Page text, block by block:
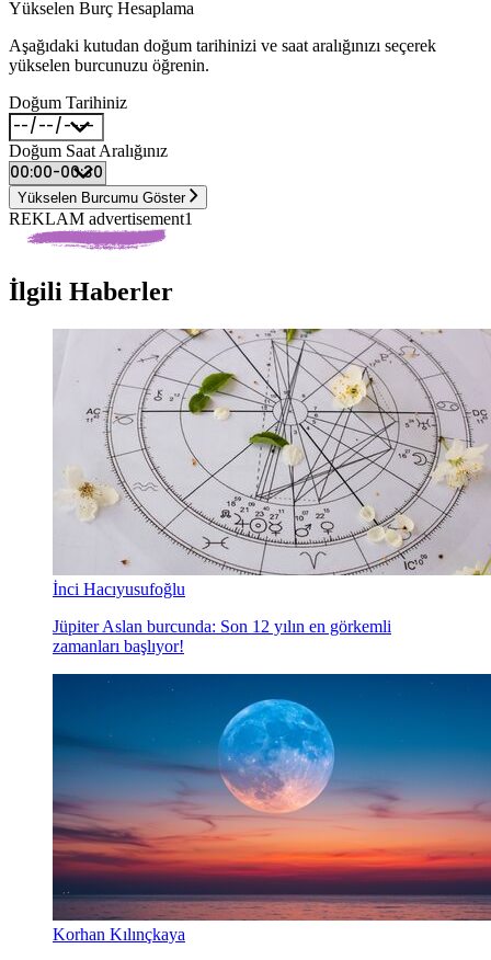
Yükselen Burç Hesaplama
Aşağıdaki kutudan doğum tarihinizi ve saat aralığınızı seçerek
yükselen burcunuzu öğrenin.
Doğum Tarihiniz
Doğum Saat Aralığınız
Yükselen Burcumu Göster
REKLAM advertisement1
İlgili Haberler
İnci Hacıyusufoğlu
Jüpiter Aslan burcunda: Son 12 yılın en görkemli
zamanları başlıyor!
Korhan Kılınçkaya